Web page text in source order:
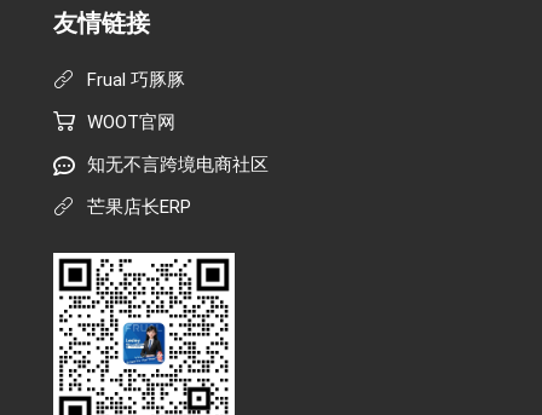
友情链接
Frual 巧豚豚
WOOT官网
知无不言跨境电商社区
芒果店长ERP